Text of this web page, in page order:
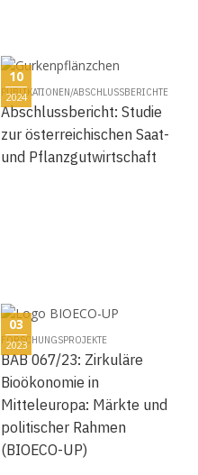
10
2024
PUBLIKATIONEN/ABSCHLUSSBERICHTE
Abschlussbericht: Studie
zur österreichischen Saat-
und Pflanzgutwirtschaft
03
2023
FORSCHUNGSPROJEKTE
BAB 067/23: Zirkuläre
Bioökonomie in
Mitteleuropa: Märkte und
politischer Rahmen
(BIOECO-UP)